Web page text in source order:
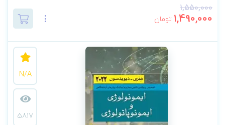
1,550,000
1,490,000 تومان
N/A
5817